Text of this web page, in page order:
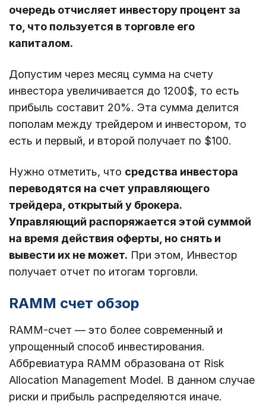
очередь отчисляет инвестору процент за
то, что пользуется в торговле его
капиталом.
Допустим через месяц сумма на счету
инвестора увеличивается до 1200$, то есть
прибыль составит 20%. Эта сумма делится
пополам между трейдером и инвестором, то
есть и первый, и второй получает по $100.
Нужно отметить, что средства инвестора
переводятся на счет управляющего
трейдера, открытый у брокера.
Управляющий распоряжается этой суммой
на время действия оферты, но снять и
вывести их не может. При этом, Инвестор
получает отчет по итогам торговли.
RAMM счет обзор
RAMM-счет — это более современный и
упрощенный способ инвестирования.
Аббревиатура RAMM образована от Risk
Allocation Management Model. В данном случае
риски и прибыль распределяются иначе.